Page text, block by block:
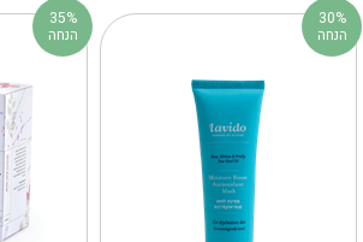
35%
הנחה
30%
הנחה